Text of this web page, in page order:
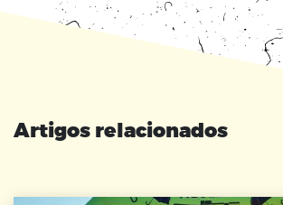
Artigos relacionados